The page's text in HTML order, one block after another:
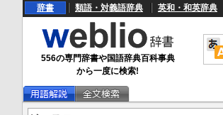
辞書 類語・対義語辞典 英和・和英辞典
556の専門辞書や国語辞典百科事典
から一度に検索!